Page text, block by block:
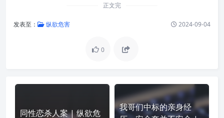
正文完
发表至： 纵欲危害 2024-09-04
0
同性恋杀人案 | 纵欲危
我哥们中标的亲身经